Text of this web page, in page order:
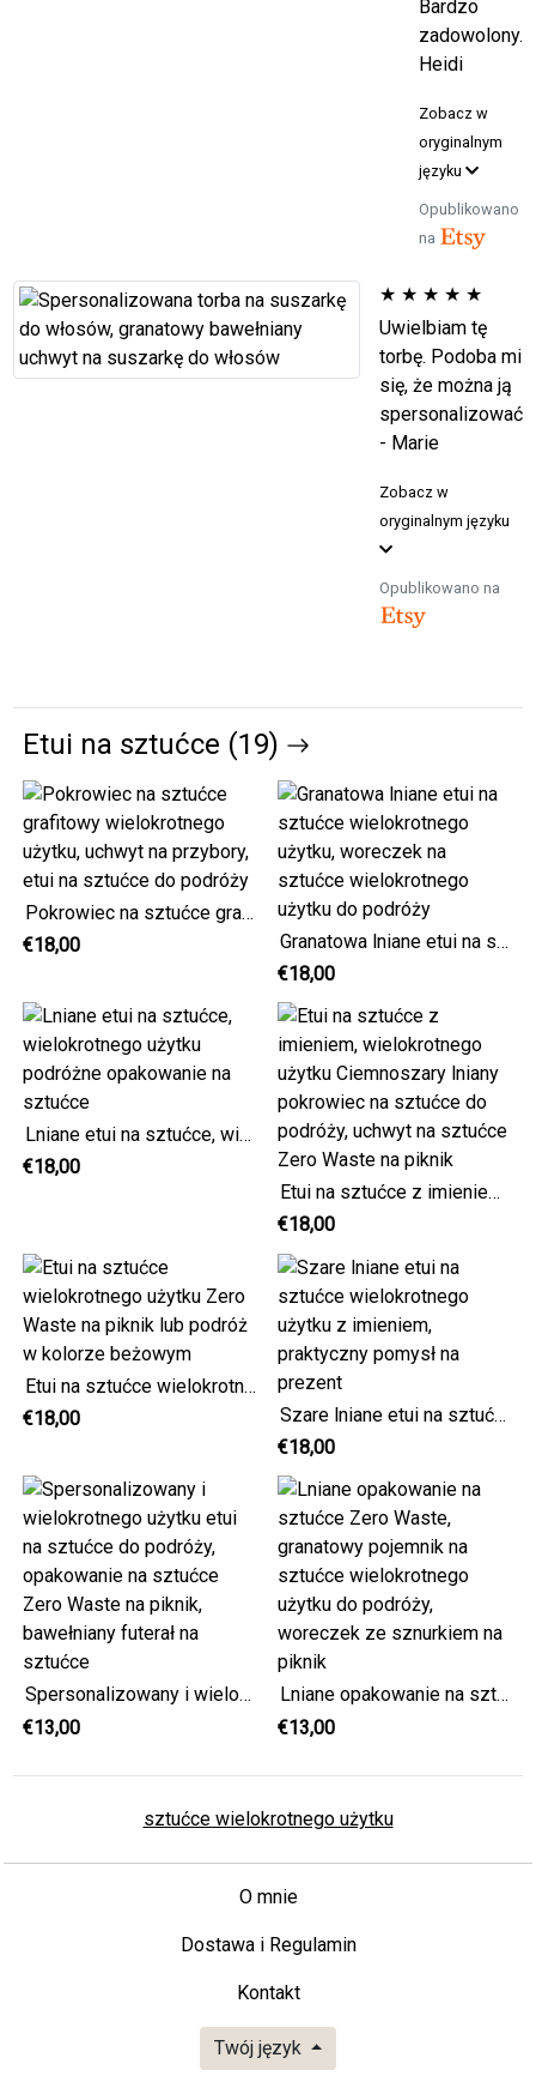
Bardzo
zadowolony.
Heidi
Zobacz w
oryginalnym
języku
Opublikowano
na
★ ★ ★ ★ ★
Uwielbiam tę
torbę. Podoba mi
się, że można ją
spersonalizować
- Marie
Zobacz w
oryginalnym języku
Opublikowano na
Etui na sztućce (19)
Pokrowiec na sztućce grafitowy wielokrotnego użytku, uchwyt na przybory, etui na sztućce do podróży
€18,00
Granatowa lniane etui na sztućce wielokrotnego użytku, woreczek na sztućce wielokrotnego użytku do podróży
€18,00
Lniane etui na sztućce, wielokrotnego użytku podróżne opakowanie na sztućce
€18,00
Etui na sztućce z imieniem, wielokrotnego użytku Ciemnoszary lniany pokrowiec na sztućce do podróży, uchwyt na sztućce Zero Waste na piknik
€18,00
Etui na sztućce wielokrotnego użytku Zero Waste na piknik lub podróż w kolorze beżowym
€18,00
Szare lniane etui na sztućce wielokrotnego użytku z imieniem, praktyczny pomysł na prezent
€18,00
Spersonalizowany i wielokrotnego użytku etui na sztućce do podróży, opakowanie na sztućce Zero Waste na piknik, bawełniany futerał na sztućce
€13,00
Lniane opakowanie na sztućce Zero Waste, granatowy pojemnik na sztućce wielokrotnego użytku do podróży, woreczek ze sznurkiem na piknik
€13,00
sztućce wielokrotnego użytku
O mnie
Dostawa i Regulamin
Kontakt
Twój język